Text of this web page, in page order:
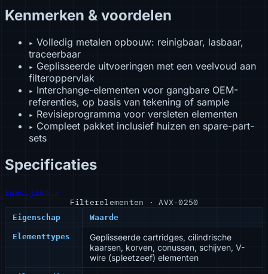
Kenmerken & voordelen
▸ Volledig metalen opbouw: reinigbaar, lasbaar,
traceerbaar
▸ Geplisseerde uitvoeringen met een veelvoud aan
filteroppervlak
▸ Interchange-elementen voor gangbare OEM-
referenties, op basis van tekening of sample
▸ Revisieprogramma voor versleten elementen
▸ Compleet pakket inclusief huizen en spare-part-
sets
Specificaties
spec.json ↗
Filterelementen · AVX-0250
Eigenschap Waarde
Elementtypes
Geplisseerde cartridges, cilindrische
kaarsen, korven, conussen, schijven, V-
wire (spleetzeef) elementen